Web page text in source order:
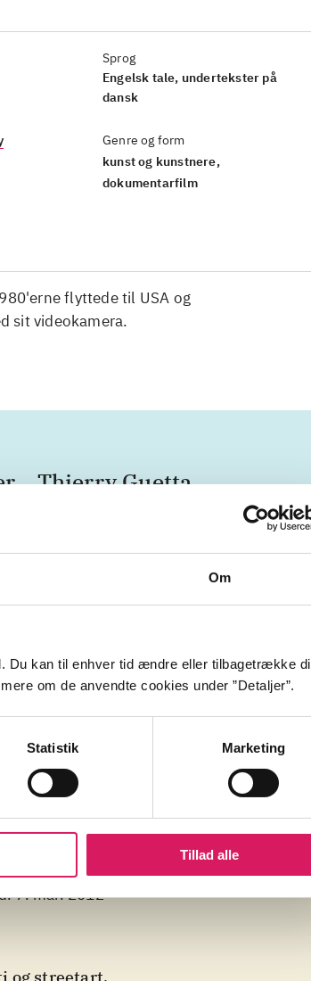
Om
Du kan til enhver tid ændre eller tilbagetrække
om de anvendte cookies under ”Detaljer”.
Statistik Marketing
Tillad alle
Sprog
Engelsk tale, undertekster på
dansk
Genre og form
kunst og kunstnere,
dokumentarfilm
flyttede til USA og
sit videokamera.
Thierry Guetta
7. mar. 2012